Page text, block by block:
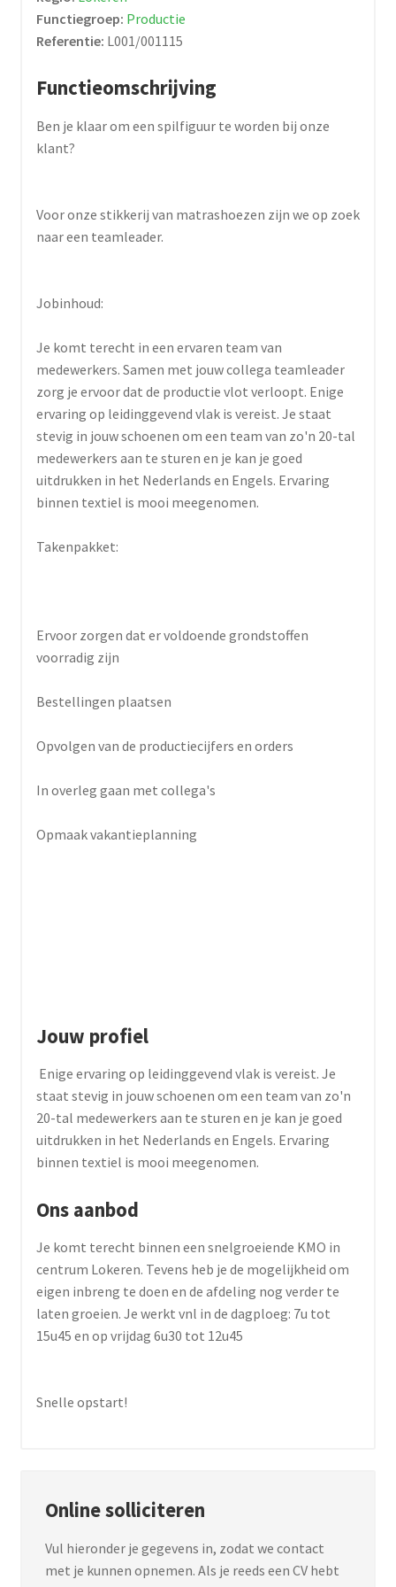
Functiegroep: Productie
Referentie: L001/001115
Functieomschrijving
Ben je klaar om een spilfiguur te worden bij onze
klant?
Voor onze stikkerij van matrashoezen zijn we op zoek
naar een teamleader.
Jobinhoud:
Je komt terecht in een ervaren team van
medewerkers. Samen met jouw collega teamleader
zorg je ervoor dat de productie vlot verloopt. Enige
ervaring op leidinggevend vlak is vereist. Je staat
stevig in jouw schoenen om een team van zo'n 20-tal
medewerkers aan te sturen en je kan je goed
uitdrukken in het Nederlands en Engels. Ervaring
binnen textiel is mooi meegenomen.
Takenpakket:
Ervoor zorgen dat er voldoende grondstoffen
voorradig zijn
Bestellingen plaatsen
Opvolgen van de productiecijfers en orders
In overleg gaan met collega's
Opmaak vakantieplanning
Jouw profiel
Enige ervaring op leidinggevend vlak is vereist. Je
staat stevig in jouw schoenen om een team van zo'n
20-tal medewerkers aan te sturen en je kan je goed
uitdrukken in het Nederlands en Engels. Ervaring
binnen textiel is mooi meegenomen.
Ons aanbod
Je komt terecht binnen een snelgroeiende KMO in
centrum Lokeren. Tevens heb je de mogelijkheid om
eigen inbreng te doen en de afdeling nog verder te
laten groeien. Je werkt vnl in de dagploeg: 7u tot
15u45 en op vrijdag 6u30 tot 12u45
Snelle opstart!
Online solliciteren
Vul hieronder je gegevens in, zodat we contact
met je kunnen opnemen. Als je reeds een CV hebt